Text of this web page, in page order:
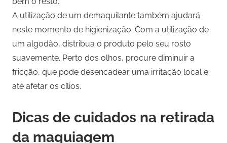
A utilização de um demaquilante também ajudará
neste momento de higienização. Com a utilização de
um algodão, distribua o produto pelo seu rosto
suavemente. Perto dos olhos, procure diminuir a
fricção, que pode desencadear uma irritação local e
até afetar os cílios.
Dicas de cuidados na retirada
da maquiagem